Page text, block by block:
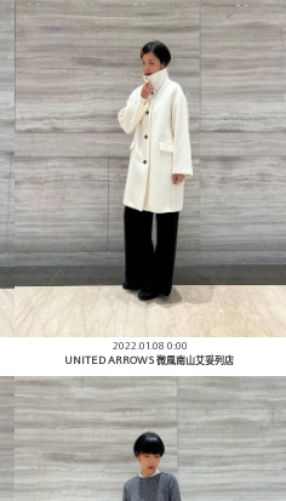
2022.01.08 0:00
UNITED ARROWS 微風南山艾妥列店